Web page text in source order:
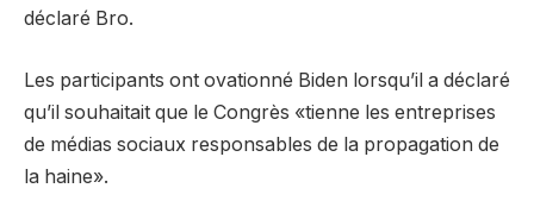
déclaré Bro.
Les participants ont ovationné Biden lorsqu’il a déclaré
qu’il souhaitait que le Congrès «tienne les entreprises
de médias sociaux responsables de la propagation de
la haine».